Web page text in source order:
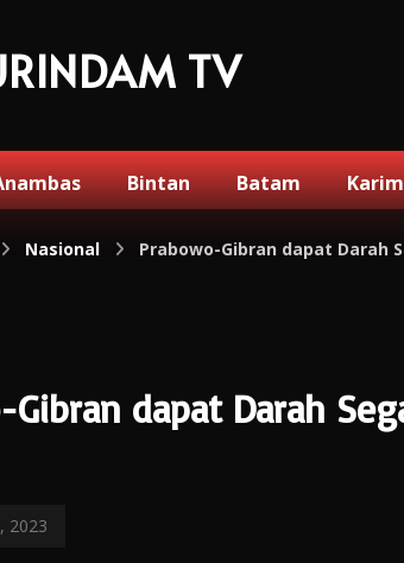
TV
Bintan Batam
Nasional Prabowo-Gibran dapat Darah
Gibran dapat Darah
2023